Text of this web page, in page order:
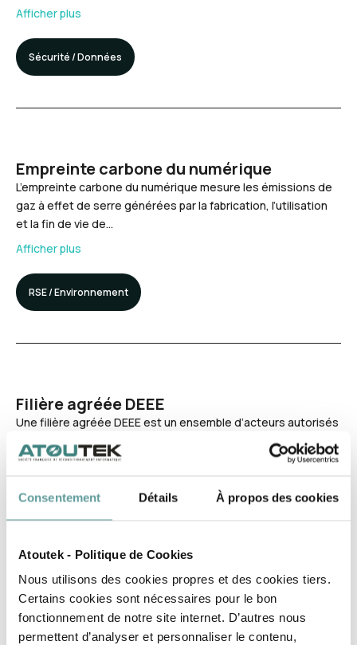
Consentement Détails À propos des cookies
Atoutek - Politique de Cookies
Nous utilisons des cookies propres et des cookies tiers.
Certains cookies sont nécessaires pour le bon
fonctionnement de notre site internet. D’autres nous
permettent d’analyser et personnaliser le contenu,
Afficher plus
Sécurité / Données
Empreinte carbone du numérique
L’empreinte carbone du numérique mesure les émissions de
gaz à effet de serre générées par la fabrication, l’utilisation
et la fin de vie de…
Afficher plus
RSE / Environnement
Filière agréée DEEE
Une filière agréée DEEE est un ensemble d’acteurs autorisés
par l’État à collecter, dépolluer et recycler les déchets
électroniques dans le…
Filière de réemploi